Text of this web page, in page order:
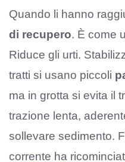
Quando li hanno
di recupero. È come
Riduce gli urti.
tratti si usano piccoli
ma in grotta si evita il
trazione lenta,
sollevare sedimento.
corrente ha